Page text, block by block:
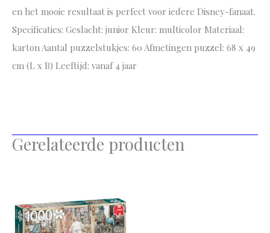
en het mooie resultaat is perfect voor iedere Disney-fanaat.
Specificaties: Geslacht: junior Kleur: multicolor Materiaal:
karton Aantal puzzelstukjes: 60 Afmetingen puzzel: 68 x 49
cm (L x B) Leeftijd: vanaf 4 jaar
Gerelateerde producten